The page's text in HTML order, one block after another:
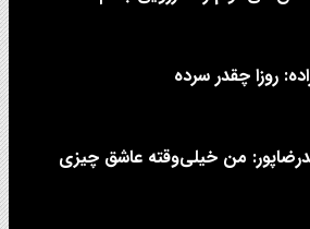
روزا چقدر سرده
من خیلی‌وقته عاشق چیزی